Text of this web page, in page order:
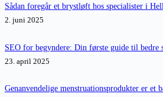
Sådan foregår et brystløft hos specialister i
2. juni 2025
SEO for begyndere: Din første guide til bedre
23. april 2025
Genanvendelige menstruationsprodukter er et